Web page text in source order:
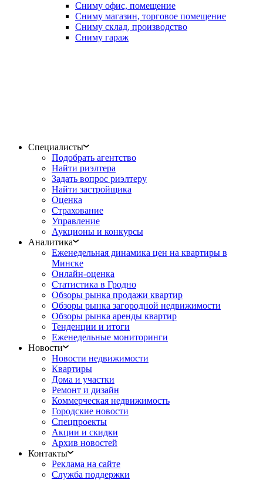
Сниму офис, помещение
Сниму магазин, торговое помещение
Сниму склад, производство
Сниму гараж
Специалисты
Подобрать агентство
Найти риэлтера
Задать вопрос риэлтеру
Найти застройщика
Оценка
Страхование
Управление
Аукционы и конкурсы
Аналитика
Еженедельная динамика цен на квартиры в
Минске
Онлайн-оценка
Статистика в Гродно
Обзоры рынка продажи квартир
Обзоры рынка загородной недвижимости
Обзоры рынка аренды квартир
Тенденции и итоги
Еженедельные мониторинги
Новости
Новости недвижимости
Квартиры
Дома и участки
Ремонт и дизайн
Коммерческая недвижимость
Городские новости
Спецпроекты
Акции и скидки
Архив новостей
Контакты
Реклама на сайте
Служба поддержки